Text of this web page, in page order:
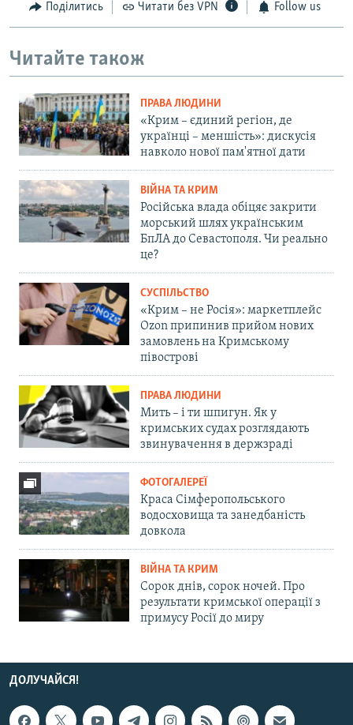
Поділитись Читати без VPN Follow us
Читайте також
ПРАВА ЛЮДИНИ
«Крим – єдиний регіон, де
українці – меншість»: дискусія
навколо нової пам'ятної дати
ВІЙНА ТА КРИМ
Російська влада обіцяє закрити
морський шлях українським
БпЛА до Севастополя. Чи реально
це?
СУСПІЛЬСТВО
«Крим – не Росія»: маркетплейс
Ozon припинив прийом нових
замовлень на Кримському
півострові
ПРАВА ЛЮДИНИ
Мить – і ти шпигун. Як у
кримських судах розглядають
звинувачення в держзраді
ФОТОГАЛЕРЕЇ
Краса Сімферопольського
водосховища та занедбаність
довкола
ВІЙНА ТА КРИМ
Сорок днів, сорок ночей. Про
результати кримської операції з
примусу Росії до миру
ДОЛУЧАЙСЯ!